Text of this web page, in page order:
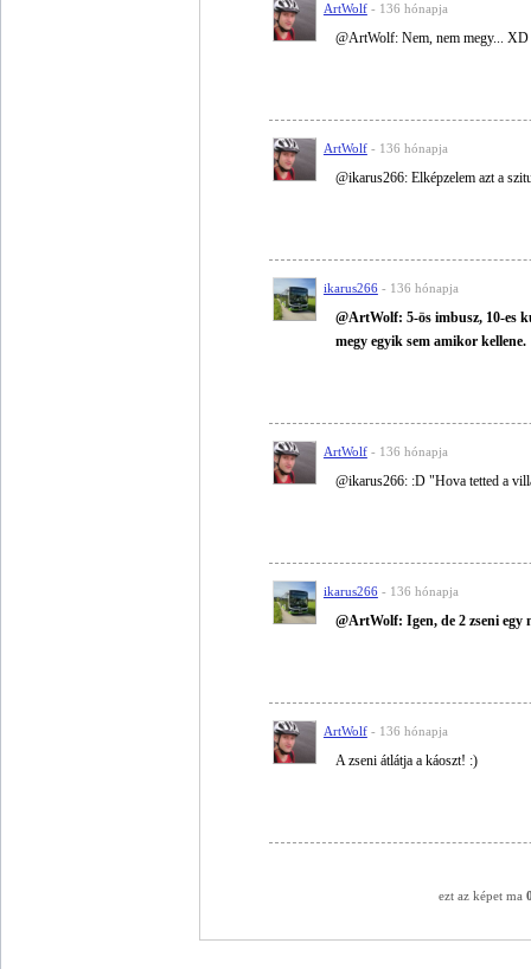
ArtWolf - 136 hónapja
@ArtWolf: Nem, nem megy... XD
ArtWolf - 136 hónapja
@ikarus266: Elképzelem azt a
ikarus266 - 136 hónapja
@ArtWolf: 5-ös imbusz, 10-es
megy egyik sem amikor kellene.
ArtWolf - 136 hónapja
@ikarus266: :D "Hova tetted a
ikarus266 - 136 hónapja
@ArtWolf: Igen, de 2 zseni
ArtWolf - 136 hónapja
A zseni átlátja a káoszt! :)
ezt az képet ma